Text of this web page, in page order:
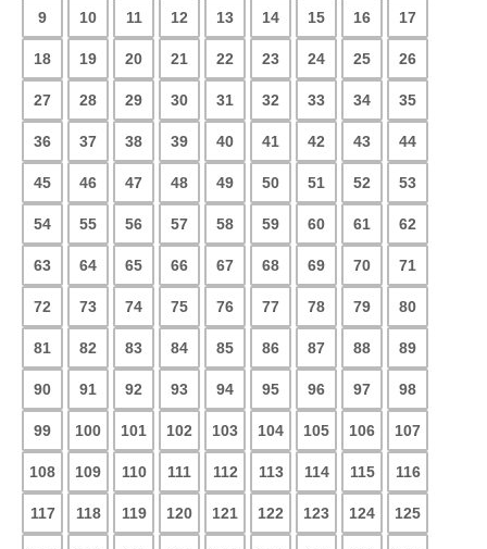
9 10 11 12 13 14 15 16 17
18 19 20 21 22 23 24 25 26
27 28 29 30 31 32 33 34 35
36 37 38 39 40 41 42 43 44
45 46 47 48 49 50 51 52 53
54 55 56 57 58 59 60 61 62
63 64 65 66 67 68 69 70 71
72 73 74 75 76 77 78 79 80
81 82 83 84 85 86 87 88 89
90 91 92 93 94 95 96 97 98
99 100 101 102 103 104 105 106 107
108 109 110 111 112 113 114 115 116
117 118 119 120 121 122 123 124 125